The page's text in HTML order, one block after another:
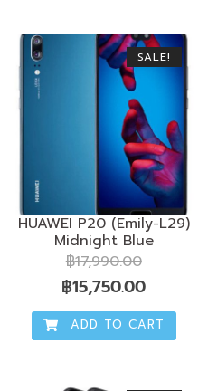
SALE!
HUAWEI P20 (Emily-L29)
Midnight Blue
฿17,990.00
Original
price
was:
฿15,750.00Current
price
is:
ADD TO CART